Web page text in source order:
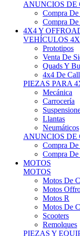
Compra De
4X4 Y
VEHÍCULOS
Prototipos
Venta De
Quads Y
4x4 De
PIEZAS PARA
Mecánica
Carrocería
Suspensiones
Llantas
Neumáticos
ANUNCIOS DE
Compra
Compra De
MOTOS
MOTOS
Motos De
Motos
Motos R
Motos De
Scooters
Remolques
PIEZAS Y
Despieces